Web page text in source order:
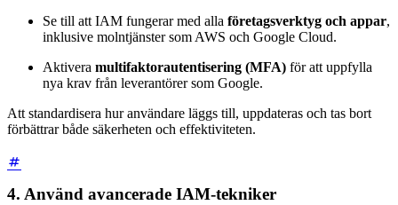
Se till att IAM fungerar med alla företagsverktyg och appar,
inklusive molntjänster som AWS och Google Cloud.
Aktivera multifaktorautentisering (MFA) för att uppfylla
nya krav från leverantörer som Google.
Att standardisera hur användare läggs till, uppdateras och tas bort
förbättrar både säkerheten och effektiviteten.
4. Använd avancerade IAM-tekniker